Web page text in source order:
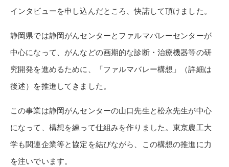
インタビューを申し込んだところ、快諾して頂けました。
静岡県では静岡がんセンターとファルマバレーセンターが
中心になって、がんなどの画期的な診断・治療機器等の研
究開発を進めるために、「ファルマバレー構想」（詳細は
後述）を推進してきました。
この事業は静岡がんセンターの山口先生と松永先生が中心
になって、構想を練って仕組みを作りました。東京農工大
学も関連企業等と協定を結びながら、この構想の推進に力
を注いでいます。